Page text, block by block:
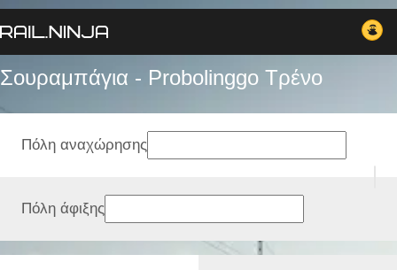
Σουραμπάγια - Probolinggo Tρένο
Πόλη αναχώρησης
Πόλη άφιξης